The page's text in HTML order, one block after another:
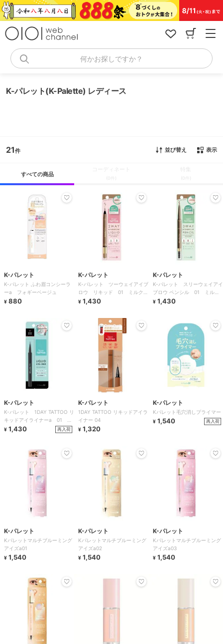
コ
ン
何かお探しですか？
K-パレット(K-Palette) レディース
21 並び替え 表示
すべての商品
(0件) (0件)
K-パレット
K-パレット ふわ眉コンシーラ
ーa フォギーベージュ
¥ 880
K-パレット
K-パレット ツーウェイアイブ
ロウ リキッド 01 ミルクテ
ィブラウン
¥ 1,430
K-パレット
K-パレット スリーウェイアイ
ブロウ ペンシル 01 ミルク
ティブラウン
¥ 1,430
K-パレット
K-パレット 1DAY TATTOO リ
キッドアイライナーa 01 ナ
イトブラック
¥ 1,430 再入荷
K-パレット
1DAY TATTOO リキッドアイラ
イナー 04
¥ 1,320
K-パレット
Kパレット毛穴消しプライマー
¥ 1,540 再入荷
K-パレット
Kパレットマルチブルーミング
アイズa01
¥ 1,540
K-パレット
Kパレットマルチブルーミング
アイズa02
¥ 1,540
K-パレット
Kパレットマルチブルーミング
アイズa03
¥ 1,540